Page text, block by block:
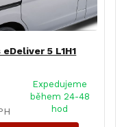
5 L1H1
Expedujeme
během 24-48
hod